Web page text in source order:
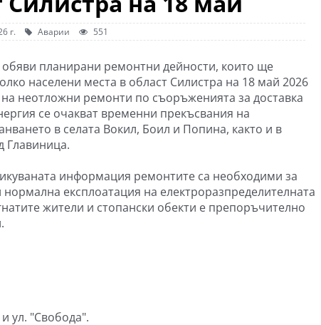
г. Аварии 551
планирани ремонтни дейности, които ще
населени места в област Силистра на 18 май 2026
на неотложни ремонти по съоръженията за доставка
се очакват временни прекъсвания на
в селата Вокил, Боил и Попина, както и в
Главиница.
информация ремонтите са необходими за
експлоатация на електроразпределителната
жители и стопански обекти е препоръчително
ул. "Свобода".